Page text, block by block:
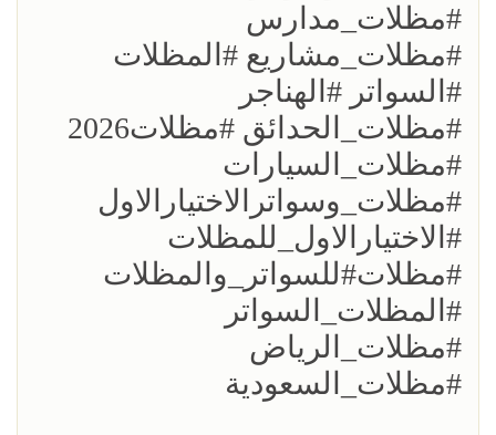
#مظلات_مدارس
#مظلات_مشاريع #المظلات
#السواتر #الهناجر
#مظلات_الحدائق #مظلات2026
#مظلات_السيارات
#مظلات_وسواترالاختيارالاول
#الاختيارالاول_للمظلات
#مظلات#للسواتر_والمظلات
#المظلات_السواتر
#مظلات_الرياض
#مظلات_السعودية